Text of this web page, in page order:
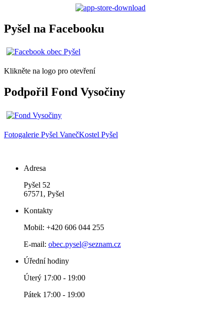
Pyšel na Facebooku
Klikněte na logo pro otevření
Podpořil Fond Vysočiny
Fotogalerie Pyšel VanečKostel Pyšel
Adresa
Pyšel 52
67571, Pyšel
Kontakty
Mobil: +420 606 044 255
E-mail: obec.pysel@seznam.cz
Úřední hodiny
Úterý 17:00 - 19:00
Pátek 17:00 - 19:00